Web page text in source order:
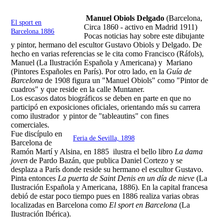
El sport en
Barcelona.1886
Manuel Obiols Delgado (Barcelona,
Circa 1860 - activo en Madrid 1911)
Pocas noticias hay sobre este dibujante
y pintor, hermano del escultor Gustavo Obiols y Delgado. De
hecho en varias referencias se le cita como Francisco (Ráfols),
Manuel (La Ilustración Española y Americana) y Mariano
(Pintores Españoles en París). Por otro lado, en la Guía de
Barcelona de 1908 figura un "Manuel Obiols" como "Pintor de
cuadros" y que reside en la calle Muntaner.
Los escasos datos biográficos se deben en parte en que no
participó en exposiciones oficiales, orientando más su carrera
como ilustrador y pintor de "tableautins" con fines
comerciales.
Feria de Sevilla, 1898
Fue discípulo en
Barcelona de
Ramón Martí y Alsina, en 1885 ilustra el bello libro La dama
joven de Pardo Bazán, que publica Daniel Cortezo y se
desplaza a París donde reside su hermano el escultor Gustavo.
Pinta entonces La puerta de Saint Denis en un día de nieve (La
Ilustración Española y Americana, 1886). En la capital francesa
debió de estar poco tiempo pues en 1886 realiza varias obras
localizadas en Barcelona como El sport en Barcelona(La
Ilustración Ibérica).